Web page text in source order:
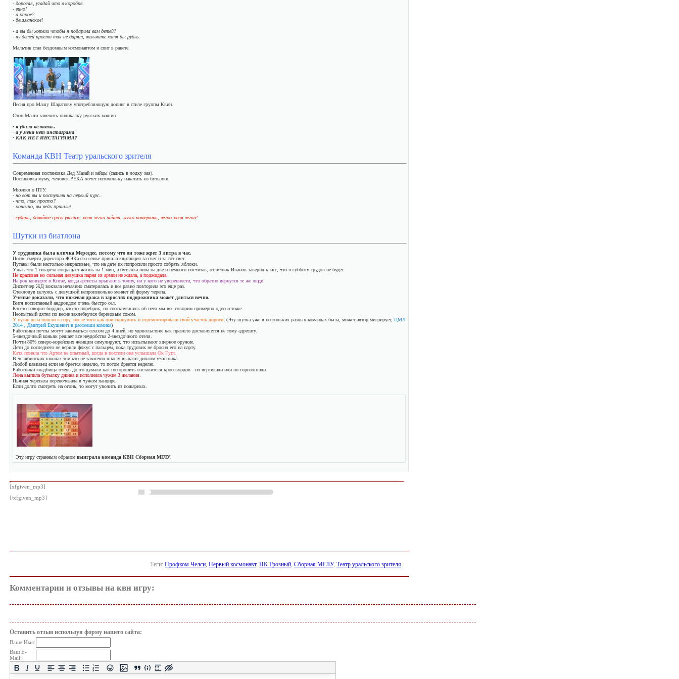
- дорогая, угадай что в коробке.
- вино!
- а какое?
- дешманское!
- а вы бы хотели чтобы я подарила вам детей?
- ну детей просто так не дарят, возьмите хотя бы рубль.
Мальчик стал бездомным космонавтом и спит в ракете.
Песня про Машу Шарапову употребляющую допинг в стиле группы Квин.
Стон Маши заменить пиликалку русских машин.
- я убила человека..
- а у меня нет инстаграма
- КАК НЕТ ИНСТАГРАМА?
Команда КВН Театр уральского зрителя
Современная постановка Дед Мазай и зайцы (садись в лодку зая).
Постановка муму, человек-РЕКА хочет потихоньку накатить из бутылки.
Мюзикл о ПТУ.
- но вот вы и поступили на первый курс..
- что, так просто?
- конечно, вы ведь пришли!
- сударь, давайте сразу уясним, меня легко найти, легко потерять, легко меня легко!
Шутки из биатлона
У трудовика была кличка Мерседес, потому что он тоже жрет 3 литра в час.
После смерти директора ЖЭКа его семье пришла квитанция за свет и за тот свет.
Путаны были настолько некрасивые, что на даче их попросили просто собрать яблоки.
Узнав что 1 сигарета сокращает жизнь на 1 мин, а бутылка пива на две и немного посчитав, отличник Иванов заверил класс, что в субботу трудов не будет.
Не красивая но сильная девушка парня из армии не ждала, а поджидала.
На рок концерте в Китае, когда артисты прыгают в толпу, ни у кого не уверенности, что обратно вернутся те же люди.
Диспетчер ЖД вокзала нечаянно сматерилась и все равно повторила это еще раз.
Стеклодув целуясь с девушкой непроизвольно меняет ей форму черепа.
Ученые доказали, что ножевая драка в зарослях подорожника может длиться вечно.
Витя воспитанный андроидом очень быстро сел.
Кто-то говорит бордюр, кто-то поребрик, но споткнувшись об него мы все говорим примерно одно и тоже.
Неопытный дятел по весне захлебнулся березовым соком.
У путан дела пошли в гору, после того как они скинулись и отремонтировали свой участок дороги . (Эту шутка уже в нескольких разных командах была, может автор мигрирует, ЦМЛ
2014
Дмитрий Екушевич в рассмеши комика)
Работники почты могут заниматься сексом до 4 дней, но удовольствие как правило доставляется не тому адресату.
5-звездочный коньяк решает все неудобства 2-звездочного отеля.
Почти 80% северо-корейских женщин симулируют, что испытывают ядерное оружие.
Дети до последнего не верили фокус с пальцем, пока трудовик не бросил его на парту.
Катя поняла что Артем не опытный, когда в постели она услышала Ок Гугл.
В челябинских школах тем кто не закончил школу выдают диплом участника.
Любой кавказец если не бреется неделю, то потом бреется неделю.
Работники кладбища очень долго думали как похоронить составителя кроссвордов - по вертикали или по горизонтали.
Лена выпила бутылку джина и исполнила чужие 3 желания.
Пьяная черепаха переночевала в чужом панцире.
Если долго смотреть на огонь, то могут уволить из пожарных.
Эту игру странным образом выиграла команда КВН Сборная МГЛУ
[xfgiven_mp3]
[/xfgiven_mp3]
Теги: Профком Челси, Первый космонавт, НК Грозный, Сборная МГЛУ, Театр уральского зрителя
Комментарии и отзывы на квн игру:
Оставить отзыв используя форму нашего сайта:
Ваше Имя:
Ваш E-
Mail: